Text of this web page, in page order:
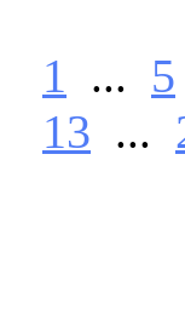
1 ... 5
13 ...